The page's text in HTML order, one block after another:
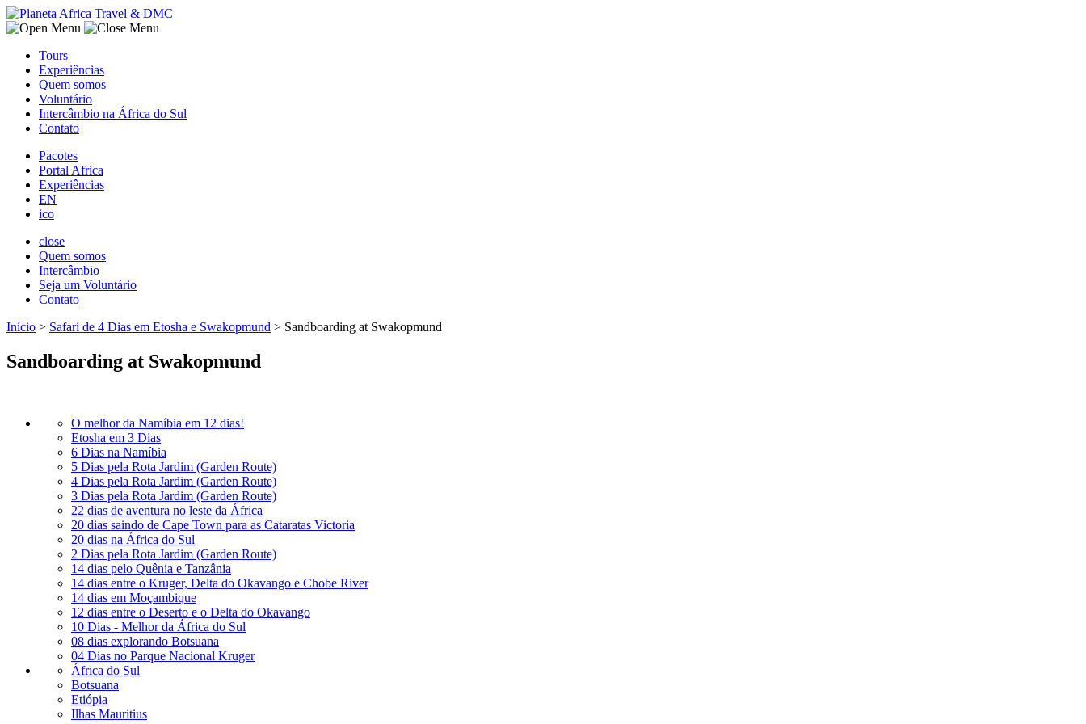
Tours
Experiências
Quem somos
Voluntário
Intercâmbio na África do Sul
Contato
Pacotes
Portal Africa
Experiências
EN
ico
close
Quem somos
Intercâmbio
Seja um Voluntário
Contato
Início > Safari de 4 Dias em Etosha e Swakopmund > Sandboarding at Swakopmund
Sandboarding at Swakopmund
O melhor da Namíbia em 12 dias!
Etosha em 3 Dias
6 Dias na Namíbia
5 Dias pela Rota Jardim (Garden Route)
4 Dias pela Rota Jardim (Garden Route)
3 Dias pela Rota Jardim (Garden Route)
22 dias de aventura no leste da África
20 dias saindo de Cape Town para as Cataratas Victoria
20 dias na África do Sul
2 Dias pela Rota Jardim (Garden Route)
14 dias pelo Quênia e Tanzânia
14 dias entre o Kruger, Delta do Okavango e Chobe River
14 dias em Moçambique
12 dias entre o Deserto e o Delta do Okavango
10 Dias - Melhor da África do Sul
08 dias explorando Botsuana
04 Dias no Parque Nacional Kruger
África do Sul
Botsuana
Etiópia
Ilhas Mauritius